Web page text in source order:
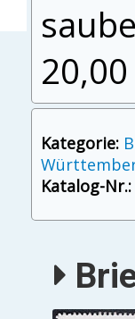
20,00
Kategorie:
Katalog-Nr.: